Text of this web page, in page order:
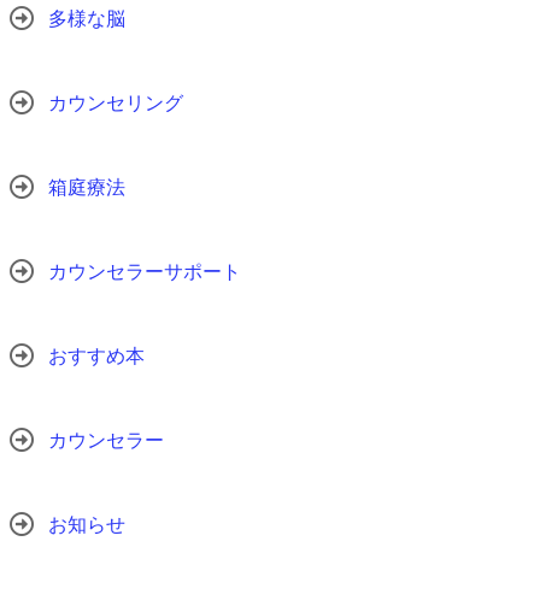
多様な脳
カウンセリング
箱庭療法
カウンセラーサポート
おすすめ本
カウンセラー
お知らせ